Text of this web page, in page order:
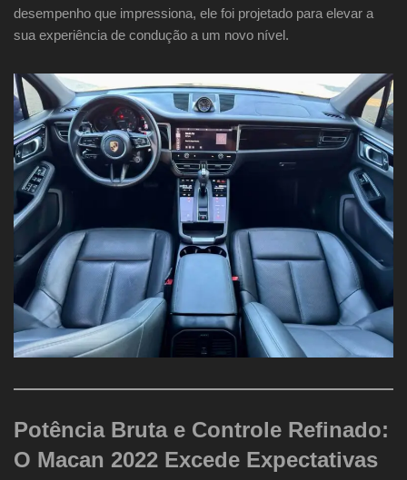
desempenho que impressiona, ele foi projetado para elevar a
sua experiência de condução a um novo nível.
Potência Bruta e Controle Refinado:
O Macan 2022 Excede Expectativas